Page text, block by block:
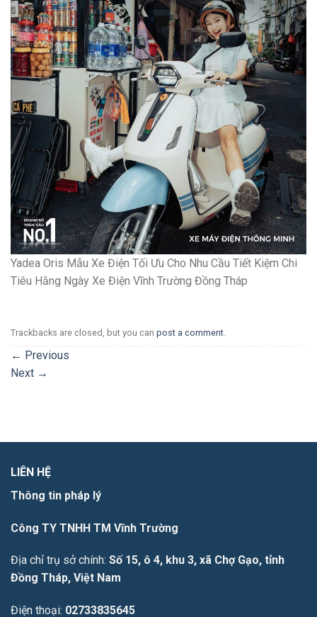
Yadea Oris Mẫu Xe Điện Tối Ưu Cho Nhu Cầu Tiết Kiệm Chi
Tiêu Hằng Ngày Xe Điện Vĩnh Trường Đồng Tháp
Trackbacks are closed, but you can post a comment.
← Previous
Next →
LIÊN HỆ
Thông tin pháp lý
Công TY TNHH TM Vĩnh Trường
Địa chỉ trụ sở chính: Số 15, ô 4, khu 3, xã Chợ Gạo, tỉnh
Đồng Tháp, Việt Nam
Điện thoại: 02733835645